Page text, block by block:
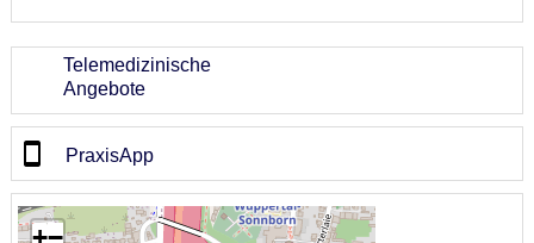
Telemedizinische
Angebote
PraxisApp